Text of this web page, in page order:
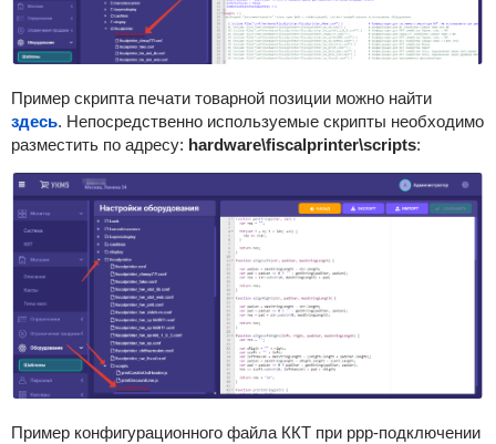
Пример скрипта печати товарной позиции можно найти
здесь. Непосредственно используемые скрипты необходимо
разместить по адресу: hardware\fiscalprinter\scripts:
Пример конфигурационного файла ККТ при ppp-подключении